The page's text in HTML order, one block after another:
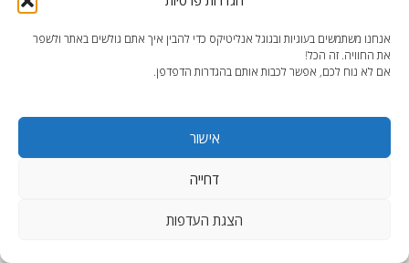
אנחנו משתמשים בעוגיות ובגוגל אנליטיקס כדי להבין איך אתם גולשים באתר ולשפר
את החוויה. זה הכל!
אם לא נוח לכם, אפשר לכבות אותם בהגדרות הדפדפן.
אישור
דחייה
הצגת העדפות
WordPress Theme: AccessPress Lite